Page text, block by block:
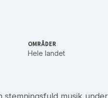
OMRÅDER
Hele landet
musik